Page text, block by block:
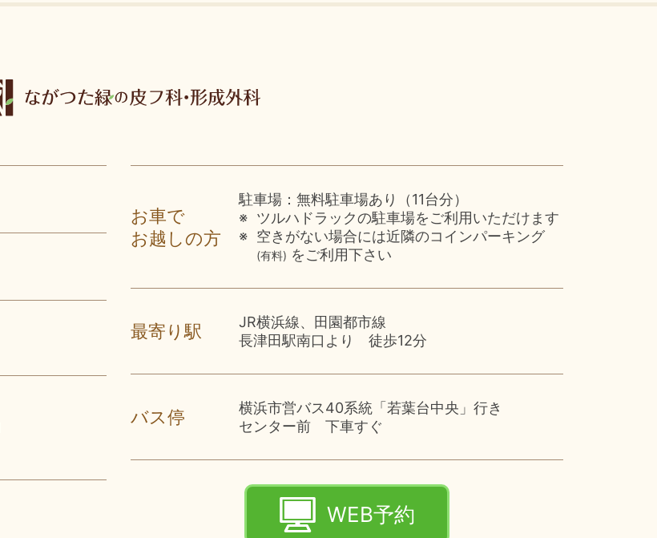
お車で
お越しの方
駐車場：無料駐車場あり（11台分）
ツルハドラックの駐車場をご利用いただけます
空きがない場合には近隣のコインパーキング
(有料) をご利用下さい
最寄り駅
JR横浜線、田園都市線
長津田駅南口より 徒歩12分
バス停
横浜市営バス40系統「若葉台中央」行き
センター前 下車すぐ
WEB予約